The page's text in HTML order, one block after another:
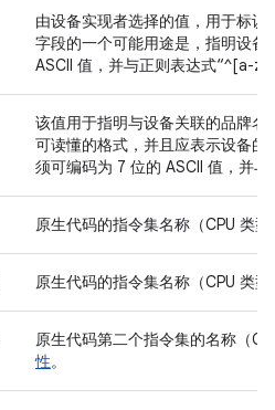
由设备实现者选择的值，用于标
字段的一个可能用途是，指明设
ASCII 值，并与正则表达式“^[a-
该值用于指明与设备关联的品牌
可读懂的格式，并且应表示设备
须可编码为 7 位的 ASCII 值，并
原生代码的指令集名称（CPU 类
原生代码的指令集名称（CPU 类
原生代码第二个指令集的名称（
性。